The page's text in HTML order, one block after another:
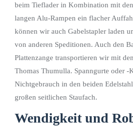
beim Tieflader in Kombination mit
langen Alu-Rampen ein flacher
können wir auch Gabelstapler laden
von anderen Speditionen. Auch den
Plattenzange transportieren wir mit
Thomas Thumulla. Spanngurte oder -
Nichtgebrauch in den beiden
großen seitlichen Staufach.
Wendigkeit und